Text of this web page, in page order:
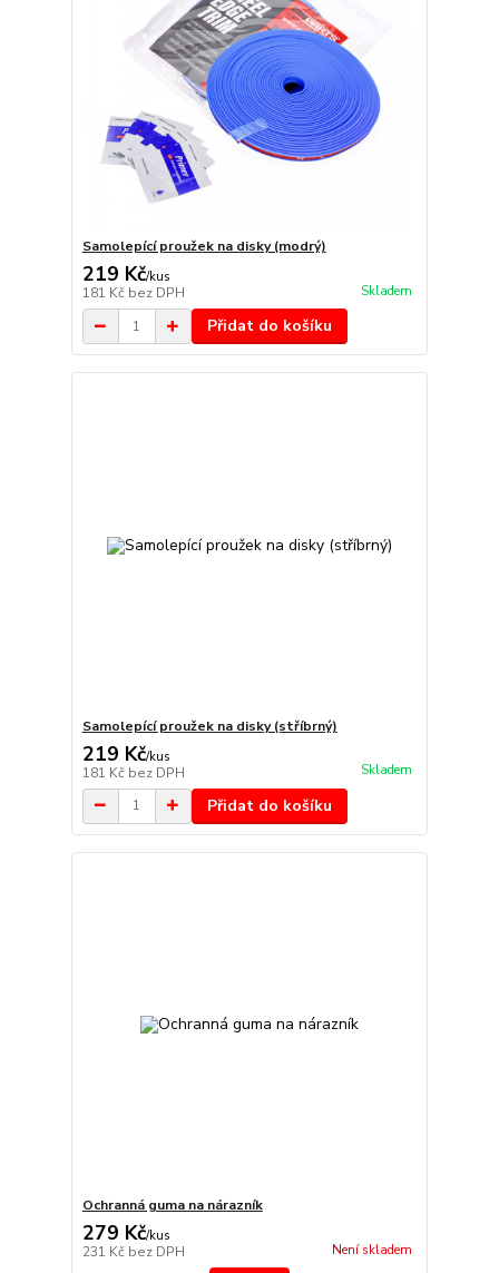
Samolepící proužek na disky (modrý)
219 Kč/kus
181 Kč bez DPH Skladem
Přidat do košíku
Samolepící proužek na disky (stříbrný)
219 Kč/kus
181 Kč bez DPH Skladem
Přidat do košíku
Ochranná guma na nárazník
279 Kč/kus
231 Kč bez DPH Není skladem